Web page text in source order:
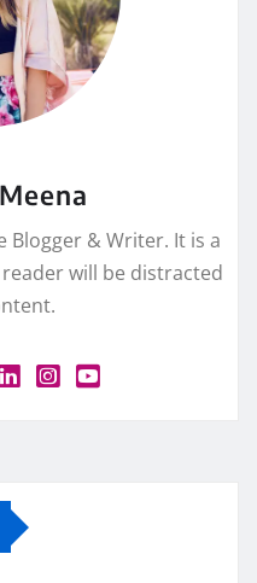
Blogger & Writer. It is a
will be distracted